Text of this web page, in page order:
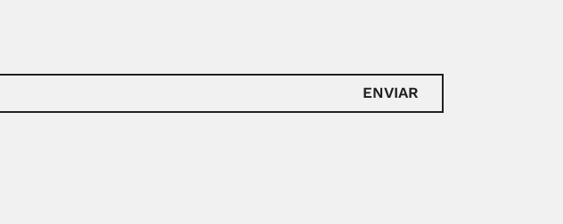
ENVIAR